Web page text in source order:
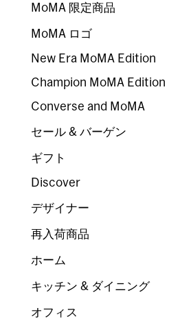
MoMA 限定商品
MoMA ロゴ
New Era MoMA Edition
Champion MoMA Edition
Converse and MoMA
セール & バーゲン
ギフト
Discover
デザイナー
再入荷商品
ホーム
キッチン & ダイニング
オフィス